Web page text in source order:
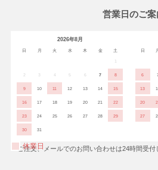
営業日のご案
2026年8月
日 月 火 水 木 金 土
2 3 5 6 7 8
9 10 11 12 13 14 15
16 17 18 19 20 21 22
23 24 25 26 27 28 29
30 31
日 月
6
13
20
27
休業日
※ご注文、メールでのお問い合わせは24時間受付